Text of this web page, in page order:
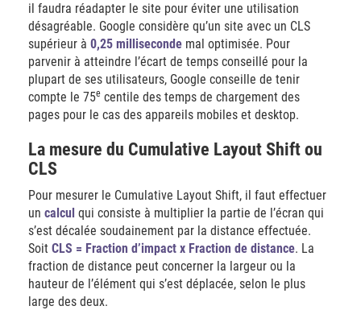
il faudra réadapter le site pour éviter une utilisation
désagréable. Google considère qu’un site avec un CLS
supérieur à 0,25 milliseconde mal optimisée. Pour
parvenir à atteindre l’écart de temps conseillé pour la
plupart de ses utilisateurs, Google conseille de tenir
compte le 75e centile des temps de chargement des
pages pour le cas des appareils mobiles et desktop.
La mesure du Cumulative Layout Shift ou
CLS
Pour mesurer le Cumulative Layout Shift, il faut effectuer
un calcul qui consiste à multiplier la partie de l’écran qui
s’est décalée soudainement par la distance effectuée.
Soit CLS = Fraction d’impact x Fraction de distance. La
fraction de distance peut concerner la largeur ou la
hauteur de l’élément qui s’est déplacée, selon le plus
large des deux.